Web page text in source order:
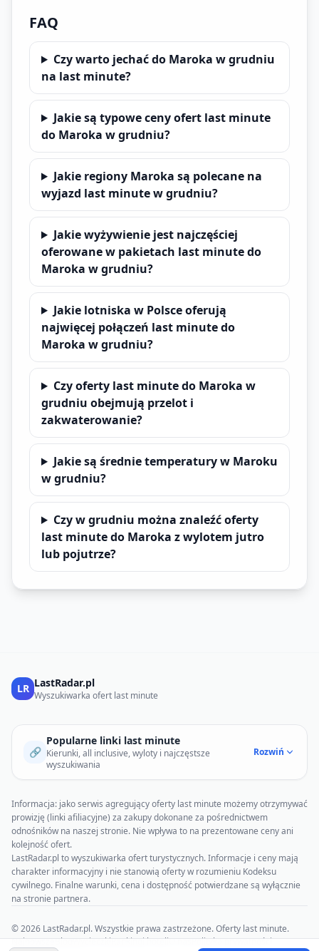
FAQ
Czy warto jechać do Maroka w grudniu
na last minute?
Jakie są typowe ceny ofert last minute
do Maroka w grudniu?
Jakie regiony Maroka są polecane na
wyjazd last minute w grudniu?
Jakie wyżywienie jest najczęściej
oferowane w pakietach last minute do
Maroka w grudniu?
Jakie lotniska w Polsce oferują
najwięcej połączeń last minute do
Maroka w grudniu?
Czy oferty last minute do Maroka w
grudniu obejmują przelot i
zakwaterowanie?
Jakie są średnie temperatury w Maroku
w grudniu?
Czy w grudniu można znaleźć oferty
last minute do Maroka z wylotem jutro
lub pojutrze?
LR LastRadar.pl
Wyszukiwarka ofert last minute
🔗
Popularne linki last minute
Kierunki, all inclusive, wyloty i najczęstsze
wyszukiwania
Rozwiń
Informacja: jako serwis agregujący oferty last minute możemy otrzymywać
prowizję (linki afiliacyjne) za zakupy dokonane za pośrednictwem
odnośników na naszej stronie. Nie wpływa to na prezentowane ceny ani
kolejność ofert.
LastRadar.pl to wyszukiwarka ofert turystycznych. Informacje i ceny mają
charakter informacyjny i nie stanowią oferty w rozumieniu Kodeksu
cywilnego. Finalne warunki, cena i dostępność potwierdzane są wyłącznie
na stronie partnera.
© 2026 LastRadar.pl. Wszystkie prawa zastrzeżone. Oferty last minute.
NajnowszeBlogWycieczkiRankingi hoteliO nasPolityka prywatności